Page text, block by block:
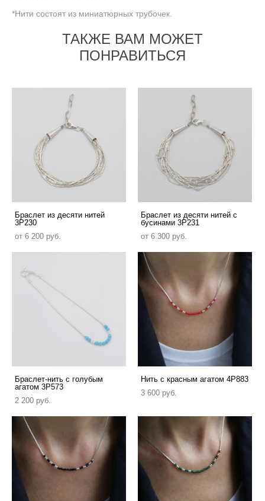
*Нити состоят из миниатюрных трубочек.
ТАКЖЕ ВАМ МОЖЕТ
ПОНРАВИТЬСЯ
Браслет из десяти нитей
3P230
от 6 200 pуб.
Браслет из десяти нитей с
бусинами 3P231
от 6 300 pуб.
Браслет-нить с голубым
агатом 3P573
2 200 pуб.
Нить с красным агатом 4P883
3 600 pуб.